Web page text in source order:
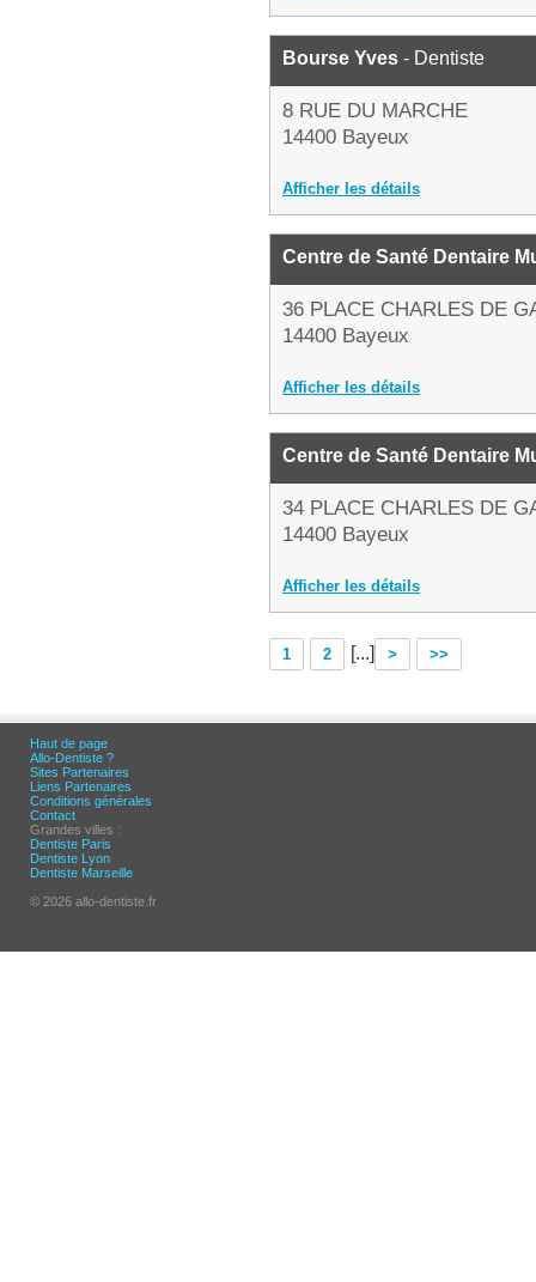
Bourse Yves - Dentiste
8 RUE DU MARCHE
14400 Bayeux
Afficher les détails
Centre de Santé Dentaire
36 PLACE CHARLES DE
14400 Bayeux
Afficher les détails
Centre de Santé Dentaire
34 PLACE CHARLES DE
14400 Bayeux
Afficher les détails
1 2 [...] > >>
Haut de page
Allo-Dentiste ?
Sites Partenaires
Liens Partenaires
Conditions générales
Contact
Grandes villes :
Dentiste Paris
Dentiste Lyon
Dentiste Marseille
© 2026 allo-dentiste.fr